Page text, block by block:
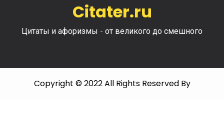
Citater.ru
Цитаты и афоризмы - от великого до смешного
Copyright © 2022 All Rights Reserved By